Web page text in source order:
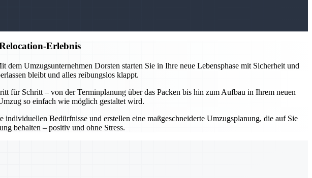
Erlebnis
Umzugsunternehmen Dorsten starten Sie in Ihre neue Lebensphase mit Sicherheit und
bleibt und alles reibungslos klappt.
für Schritt – von der Terminplanung über das Packen bis hin zum Aufbau in Ihrem neuen
so einfach wie möglich gestaltet wird.
Bedürfnisse und erstellen eine maßgeschneiderte Umzugsplanung, die auf Sie
behalten – positiv und ohne Stress.